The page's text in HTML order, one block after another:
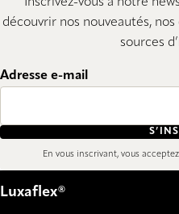
découvrir nos nouveautés,
sources
Adresse e-mail
En vous inscrivant, vous
Luxaflex®